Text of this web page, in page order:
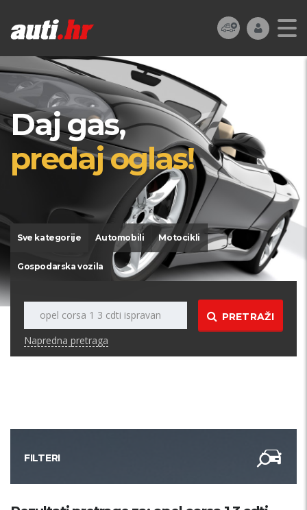
Daj gas,
predaj oglas!
Sve kategorije Automobili Motocikli
Gospodarska vozila
PRETRAŽI
Napredna pretraga
FILTERI
Kategorija